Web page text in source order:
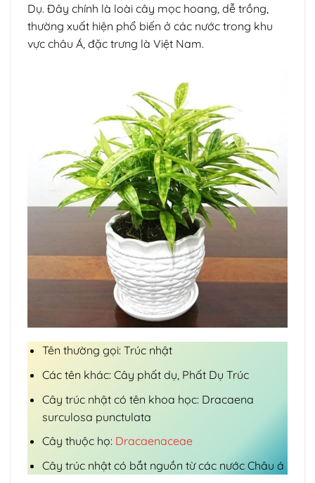
Dụ. Đây chính là loài cây mọc hoang, dễ trồng,
thường xuất hiện phổ biến ở các nước trong khu
vực châu Á, đặc trưng là Việt Nam.
Tên thường gọi: Trúc nhật
Các tên khác: Cây phất dụ, Phất Dụ Trúc
Cây trúc nhật có tên khoa học: Dracaena
surculosa punctulata
Cây thuộc họ: Dracaenaceae
Cây trúc nhật có bắt nguồn từ các nước Châu á